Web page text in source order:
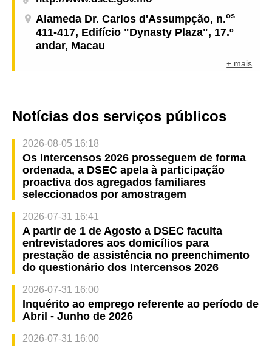
Alameda Dr. Carlos d'Assumpção, n.os
411-417, Edifício "Dynasty Plaza", 17.º
andar, Macau
+ mais
Notícias dos serviços públicos
2026-08-05 16:18
Os Intercensos 2026 prosseguem de forma
ordenada, a DSEC apela à participação
proactiva dos agregados familiares
seleccionados por amostragem
2026-07-31 16:41
A partir de 1 de Agosto a DSEC faculta
entrevistadores aos domicílios para
prestação de assistência no preenchimento
do questionário dos Intercensos 2026
2026-07-31 16:00
Inquérito ao emprego referente ao período de
Abril - Junho de 2026
2026-07-31 16:00